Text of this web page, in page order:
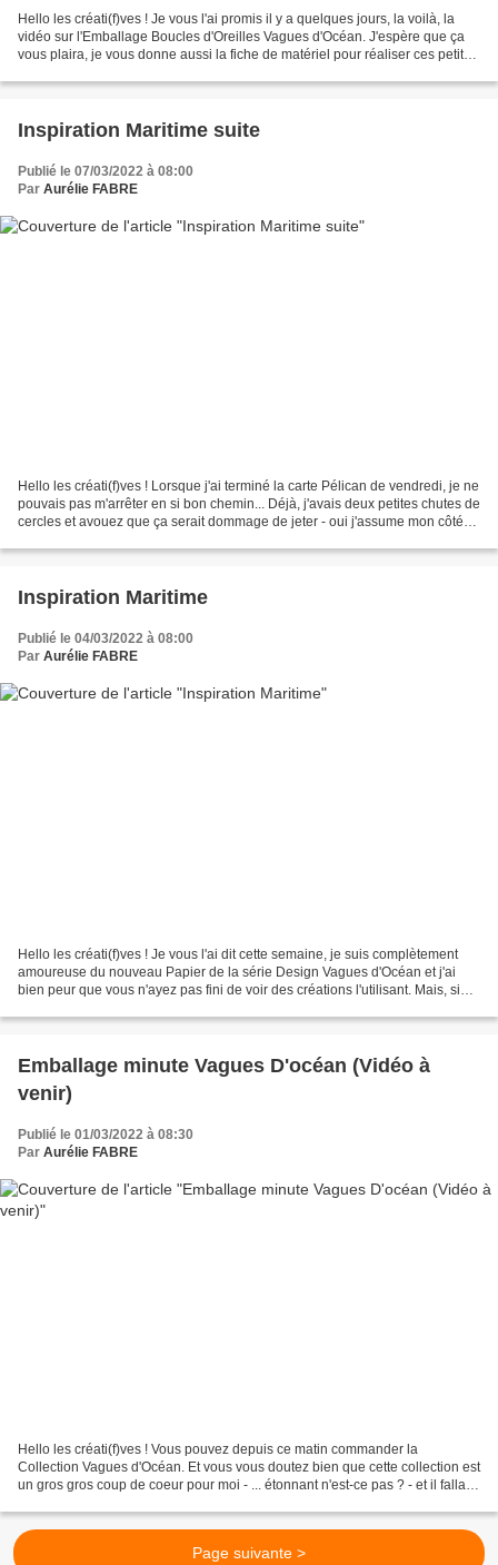
Hello les créati(f)ves ! Je vous l'ai promis il y a quelques jours, la voilà, la
vidéo sur l'Emballage Boucles d'Oreilles Vagues d'Océan. J'espère que ça
vous plaira, je vous donne aussi la fiche de matériel pour réaliser ces petits
Inspiration Maritime suite
Publié le 07/03/2022 à 08:00
Par Aurélie FABRE
Hello les créati(f)ves ! Lorsque j'ai terminé la carte Pélican de vendredi, je ne
pouvais pas m'arrêter en si bon chemin... Déjà, j'avais deux petites chutes de
cercles et avouez que ça serait dommage de jeter - oui j'assume mon côté
Inspiration Maritime
Publié le 04/03/2022 à 08:00
Par Aurélie FABRE
Hello les créati(f)ves ! Je vous l'ai dit cette semaine, je suis complètement
amoureuse du nouveau Papier de la série Design Vagues d'Océan et j'ai
bien peur que vous n'ayez pas fini de voir des créations l'utilisant. Mais, si
Emballage minute Vagues D'océan (Vidéo à
venir)
Publié le 01/03/2022 à 08:30
Par Aurélie FABRE
Hello les créati(f)ves ! Vous pouvez depuis ce matin commander la
Collection Vagues d'Océan. Et vous vous doutez bien que cette collection est
un gros gros coup de coeur pour moi - ... étonnant n'est-ce pas ? - et il fallait
Page suivante >